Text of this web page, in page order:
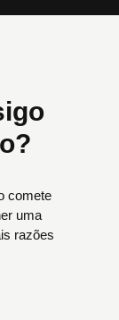
comete
uma
razões